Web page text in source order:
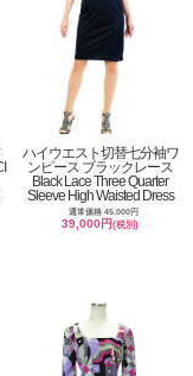
ハイウエスト切替七分袖ワ
ンピース ブラックレース
Black Lace Three Quarter
Sleeve High Waisted Dress
通常価格 45,000円
39,000円(税別)